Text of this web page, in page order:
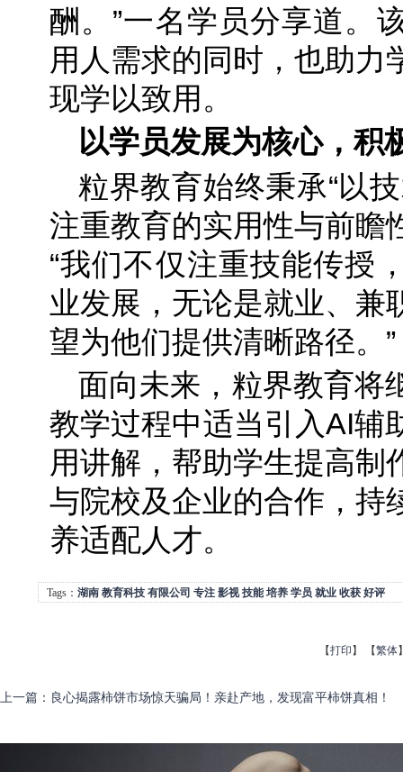
酬。”一名学员分享道。
用人需求的同时，也助力
现学以致用。
以学员发展为核心，积
粒界教育始终秉承“以
注重教育的实用性与前瞻
“我们不仅注重技能传授
业发展，无论是就业、兼
望为他们提供清晰路径。”
面向未来，粒界教育将
教学过程中适当引入AI辅
用讲解，帮助学生提高制
与院校及企业的合作，持
养适配人才。
Tags： 湖南 教育科技 有限公司 专注 影视 技能 培养 学员 就业 收获 好评
【打印 】 【繁体
上一篇 ： 良心揭露柿饼市场惊天骗局！亲赴产地，发现富平柿饼真相！